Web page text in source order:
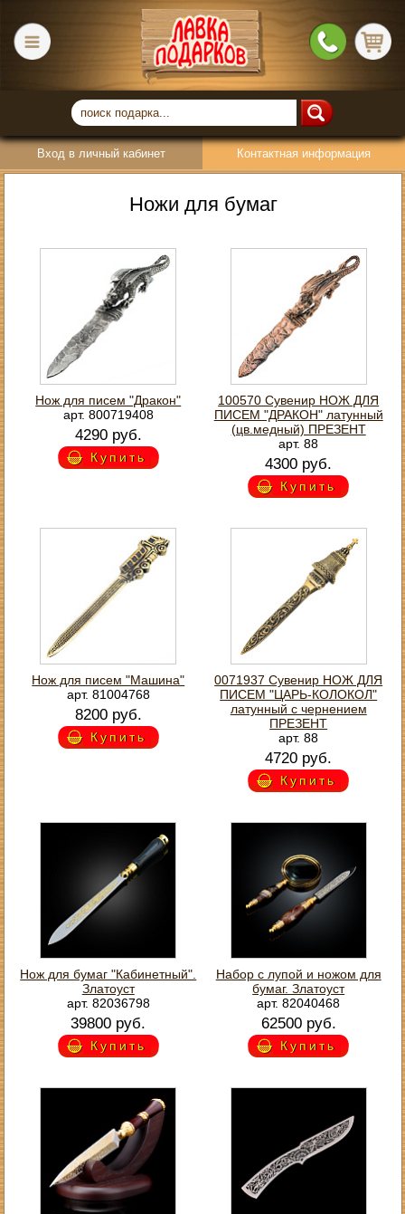
Вход в личный кабинет Контактная информация
Ножи для бумаг
Нож для писем "Дракон"
арт. 800719408
4290 руб.
Купить
100570 Сувенир НОЖ ДЛЯ
ПИСЕМ "ДРАКОН" латунный
(цв.медный) ПРЕЗЕНТ
арт. 88
4300 руб.
Купить
Нож для писем "Машина"
арт. 81004768
8200 руб.
Купить
0071937 Сувенир НОЖ ДЛЯ
ПИСЕМ "ЦАРЬ-КОЛОКОЛ"
латунный с чернением
ПРЕЗЕНТ
арт. 88
4720 руб.
Купить
Нож для бумаг "Кабинетный".
Златоуст
арт. 82036798
39800 руб.
Купить
Набор с лупой и ножом для
бумаг. Златоуст
арт. 82040468
62500 руб.
Купить